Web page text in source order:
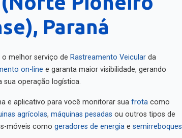
Paraná
melhor serviço de Rastreamento Veicular da
on-line e garanta maior visibilidade, gerando
sua operação logística.
e aplicativo para você monitorar sua frota como
agrícolas máquinas pesadas ou outros tipos de
móveis como geradores de energia e semirreboques